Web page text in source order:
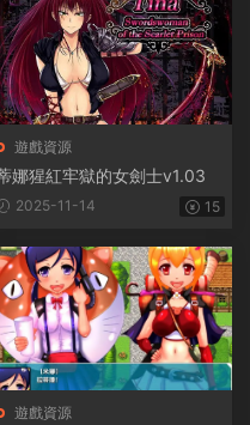
遊戲資源
娜猩紅牢獄的女劍士v1.03
2025-11-14 15
遊戲資源